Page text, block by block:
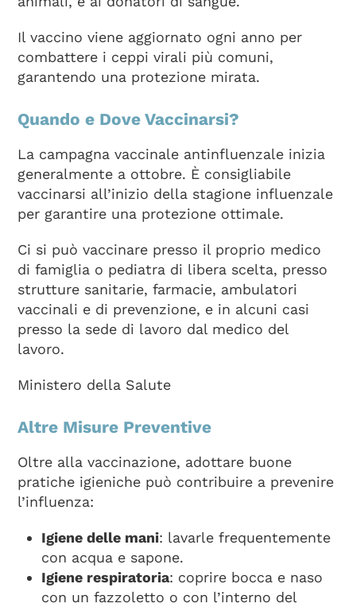
Il vaccino viene aggiornato ogni anno per
combattere i ceppi virali più comuni,
garantendo una protezione mirata.
Quando e Dove Vaccinarsi?
La campagna vaccinale antinfluenzale inizia
generalmente a ottobre. È consigliabile
vaccinarsi all’inizio della stagione influenzale
per garantire una protezione ottimale.
Ci si può vaccinare presso il proprio medico
di famiglia o pediatra di libera scelta, presso
strutture sanitarie, farmacie, ambulatori
vaccinali e di prevenzione, e in alcuni casi
presso la sede di lavoro dal medico del
lavoro.
Ministero della Salute
Altre Misure Preventive
Oltre alla vaccinazione, adottare buone
pratiche igieniche può contribuire a prevenire
l’influenza:
Igiene delle mani: lavarle frequentemente
con acqua e sapone.
Igiene respiratoria: coprire bocca e naso
con un fazzoletto o con l’interno del